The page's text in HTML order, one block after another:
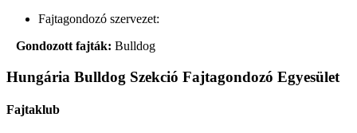
Fajtagondozó szervezet:
Gondozott fajták: Bulldog
Hungária Bulldog Szekció Fajtagondozó Egyesület
Fajtaklub